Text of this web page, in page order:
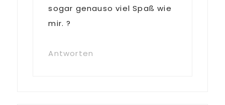
sogar genauso viel Spaß wie
mir. ?
Antworten